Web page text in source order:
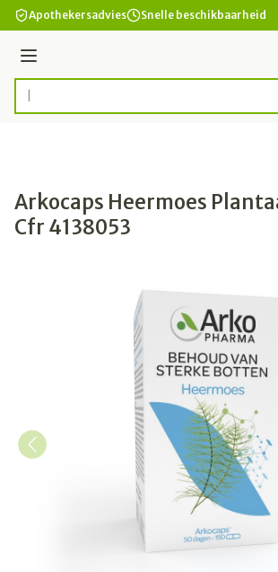
Ga naar de inhoud
Apothekersadvies Snelle beschikbaarheid
Menu
Product, merk, categorie...
Arkocaps Heermoes
Cfr 4138053